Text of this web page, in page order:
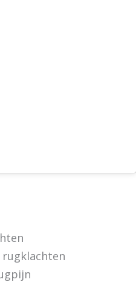
rugklachten